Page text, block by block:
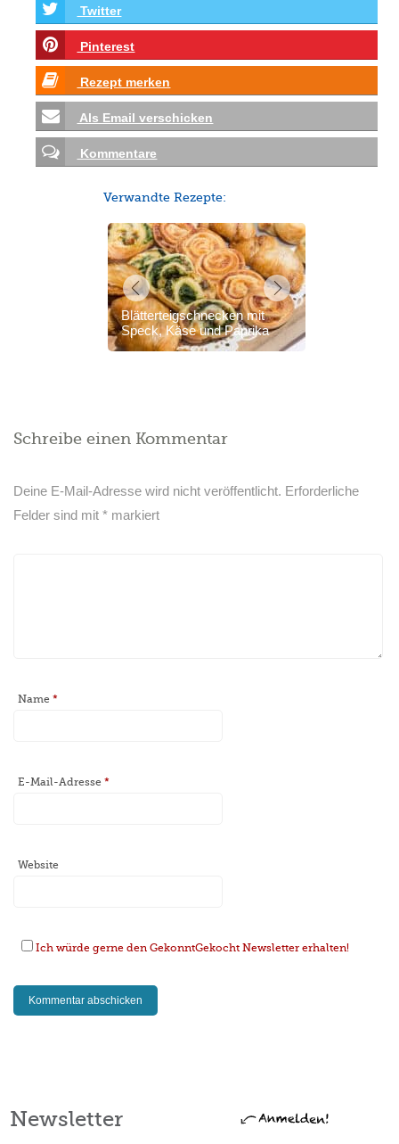
Twitter
Pinterest
Rezept merken
Als Email verschicken
Kommentare
Verwandte Rezepte:
Blätterteigschnecken mit
Speck, Käse und Paprika
Schreibe einen Kommentar
Deine E-Mail-Adresse wird nicht veröffentlicht. Erforderliche
Felder sind mit* markiert
Name*
E-Mail-Adresse*
Website
Ich würde gerne den GekonntGekocht Newsletter erhalten!
Newsletter